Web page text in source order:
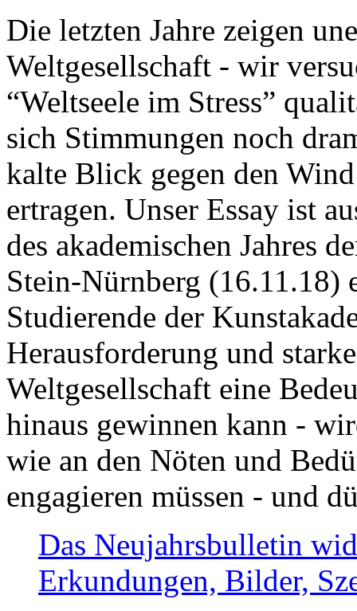
Die letzten Jahre zeigen
Weltgesellschaft - wir
“Weltseele im Stress”
sich Stimmungen noch
kalte Blick gegen den
ertragen. Unser Essay ist
des akademischen Jahres
Stein-Nürnberg (16.11.18)
Studierende der
Herausforderung und
Weltgesellschaft eine
hinaus gewinnen kann -
wie an den Nöten und
engagieren müssen - und
Das Neujahrsbulletin
Erkundungen, Bilder,